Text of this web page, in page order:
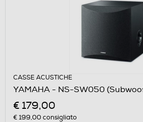
CASSE ACUSTICHE
YAMAHA - NS-SW050
€ 179,00
€ 199,00consigliato